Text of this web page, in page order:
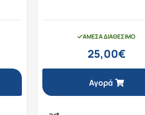
ΆΜΕΣΑ ΔΙΑΘΈΣΙΜΟ
25,00€
Αγορά